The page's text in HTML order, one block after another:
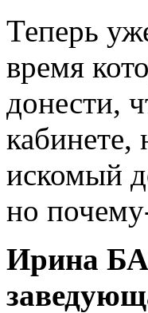
Теперь
время
донести,
кабинете,
искомый
но
Ирина